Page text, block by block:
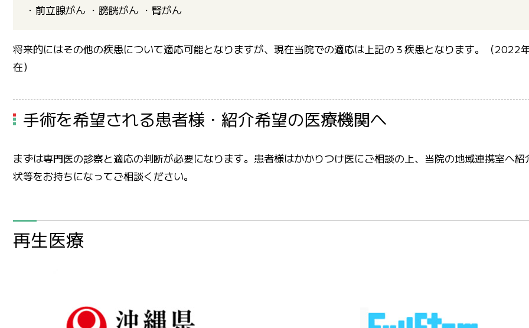
・前立腺がん ・膀胱がん ・腎がん
将来的にはその他の疾患について適応可能となりますが、現在当院での適応は上記の３疾患となります。（2022
在）
手術を希望される患者様・紹介希望の医療機関へ
まずは専門医の診察と適応の判断が必要になります。患者様はかかりつけ医にご相談の上、当院の地域連携室へ紹
状等をお持ちになってご相談ください。
再生医療